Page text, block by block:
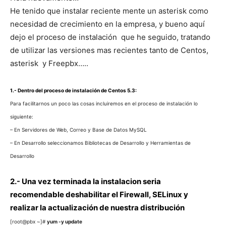
He tenido que instalar reciente mente un asterisk como
necesidad de crecimiento en la empresa, y bueno aquí
dejo el proceso de instalación que he seguido, tratando
de utilizar las versiones mas recientes tanto de Centos,
asterisk y Freepbx…..
1.- Dentro del proceso de instalación de Centos 5.3:
Para facilitarnos un poco las cosas incluiremos en el proceso de instalación lo
siguiente:
– En Servidores de Web, Correo y Base de Datos MySQL
– En Desarrollo seleccionamos Bibliotecas de Desarrollo y Herramientas de
Desarrollo
2.- Una vez terminada la instalacion seria
recomendable deshabilitar el Firewall,SELinux y
realizar la actualización de nuestra distribución
[root@pbx ~]# yum -y update